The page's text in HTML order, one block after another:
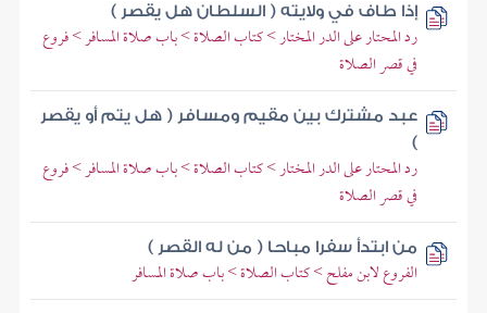
إذا طاف في ولايته ( السلطان هل يقصر )
رد المحتار على الدر المختار > كتاب الصلاة > باب صلاة المسافر > فروع
في قصر الصلاة
عبد مشترك بين مقيم ومسافر ( هل يتم أو يقصر
)
رد المحتار على الدر المختار > كتاب الصلاة > باب صلاة المسافر > فروع
في قصر الصلاة
من ابتدأ سفرا مباحا ( من له القصر )
الفروع لابن مفلح > كتاب الصلاة > باب صلاة المسافر